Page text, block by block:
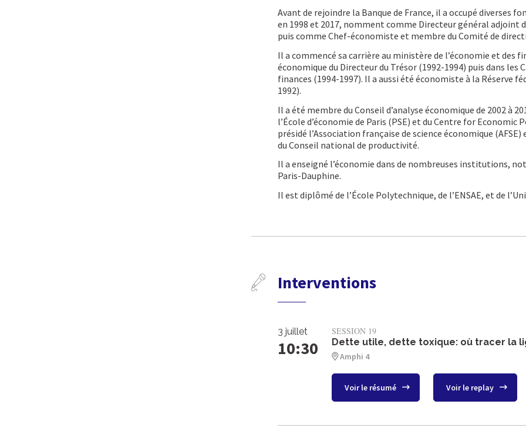
Avant de rejoindre la Banque de France, il a occupé diverses
en 1998 et 2017, nomment comme Directeur général adjoint
puis comme Chef-économiste et membre du Comité de
Il a commencé sa carrière au ministère de l’économie et des
économique du Directeur du Trésor (1992-1994) puis dans les
finances (1994-1997). Il a aussi été économiste à la Réserve
1992).
Il a été membre du Conseil d’analyse économique de 2002 à
l’École d’économie de Paris (PSE) et du Centre for Economic
présidé l’Association française de science économique
du Conseil national de productivité.
Il a enseigné l’économie dans de nombreuses institutions,
Paris-Dauphine.
Il est diplômé de l’École Polytechnique, de l’ENSAE, et de
Interventions
3 juillet
10:30
SESSION 19
Dette utile, dette toxique: où tracer la
Amphi 4
Voir le résumé Voir le replay